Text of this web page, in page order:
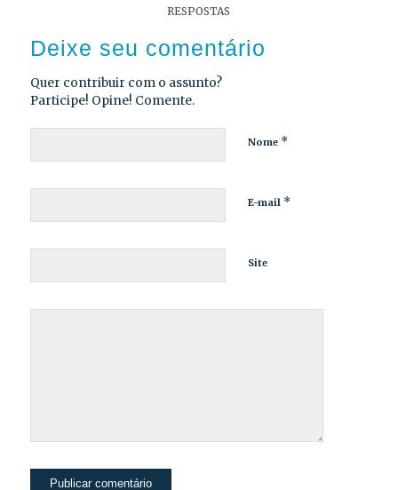
RESPOSTAS
Deixe seu comentário
Quer contribuir com o assunto?
Participe! Opine! Comente.
Nome *
E-mail *
Site